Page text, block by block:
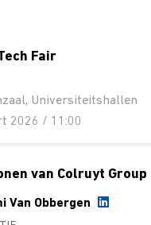
Fair
Universiteitshallen
2026 / 11:00
van Colruyt Group
Van Obbergen